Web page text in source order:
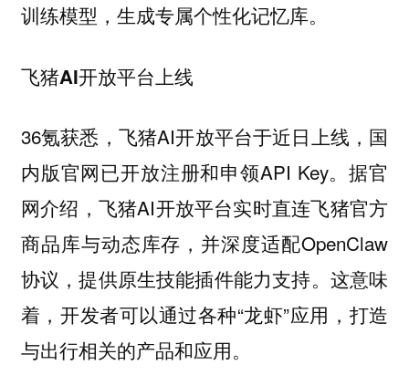
训练模型，生成专属个性化记忆库。
飞猪AI开放平台上线
36氪获悉，飞猪AI开放平台于近日上线，国
内版官网已开放注册和申领API Key。据官
网介绍，飞猪AI开放平台实时直连飞猪官方
商品库与动态库存，并深度适配OpenClaw
协议，提供原生技能插件能力支持。这意味
着，开发者可以通过各种“龙虾”应用，打造
与出行相关的产品和应用。